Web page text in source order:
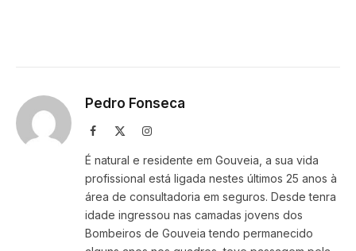
Pedro Fonseca
Facebook Instagram
É natural e residente em Gouveia, a sua vida
profissional está ligada nestes últimos 25 anos à
área de consultadoria em seguros. Desde tenra
idade ingressou nas camadas jovens dos
Bombeiros de Gouveia tendo permanecido